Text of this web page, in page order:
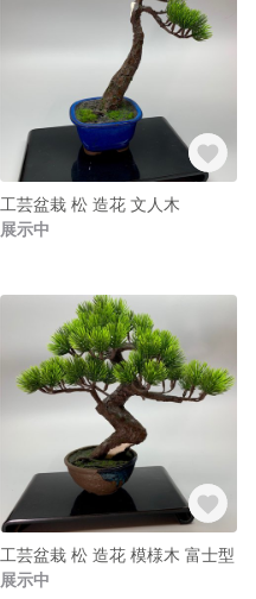
工芸盆栽 松 造花 文人木
展示中
工芸盆栽 松 造花 模様木 富士型
展示中